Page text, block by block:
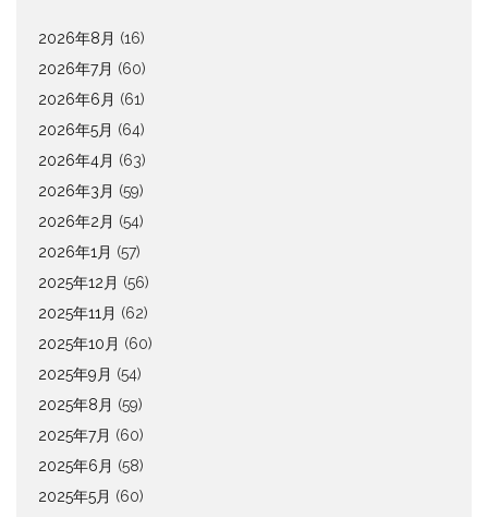
2026年8月 (16)
2026年7月 (60)
2026年6月 (61)
2026年5月 (64)
2026年4月 (63)
2026年3月 (59)
2026年2月 (54)
2026年1月 (57)
2025年12月 (56)
2025年11月 (62)
2025年10月 (60)
2025年9月 (54)
2025年8月 (59)
2025年7月 (60)
2025年6月 (58)
2025年5月 (60)